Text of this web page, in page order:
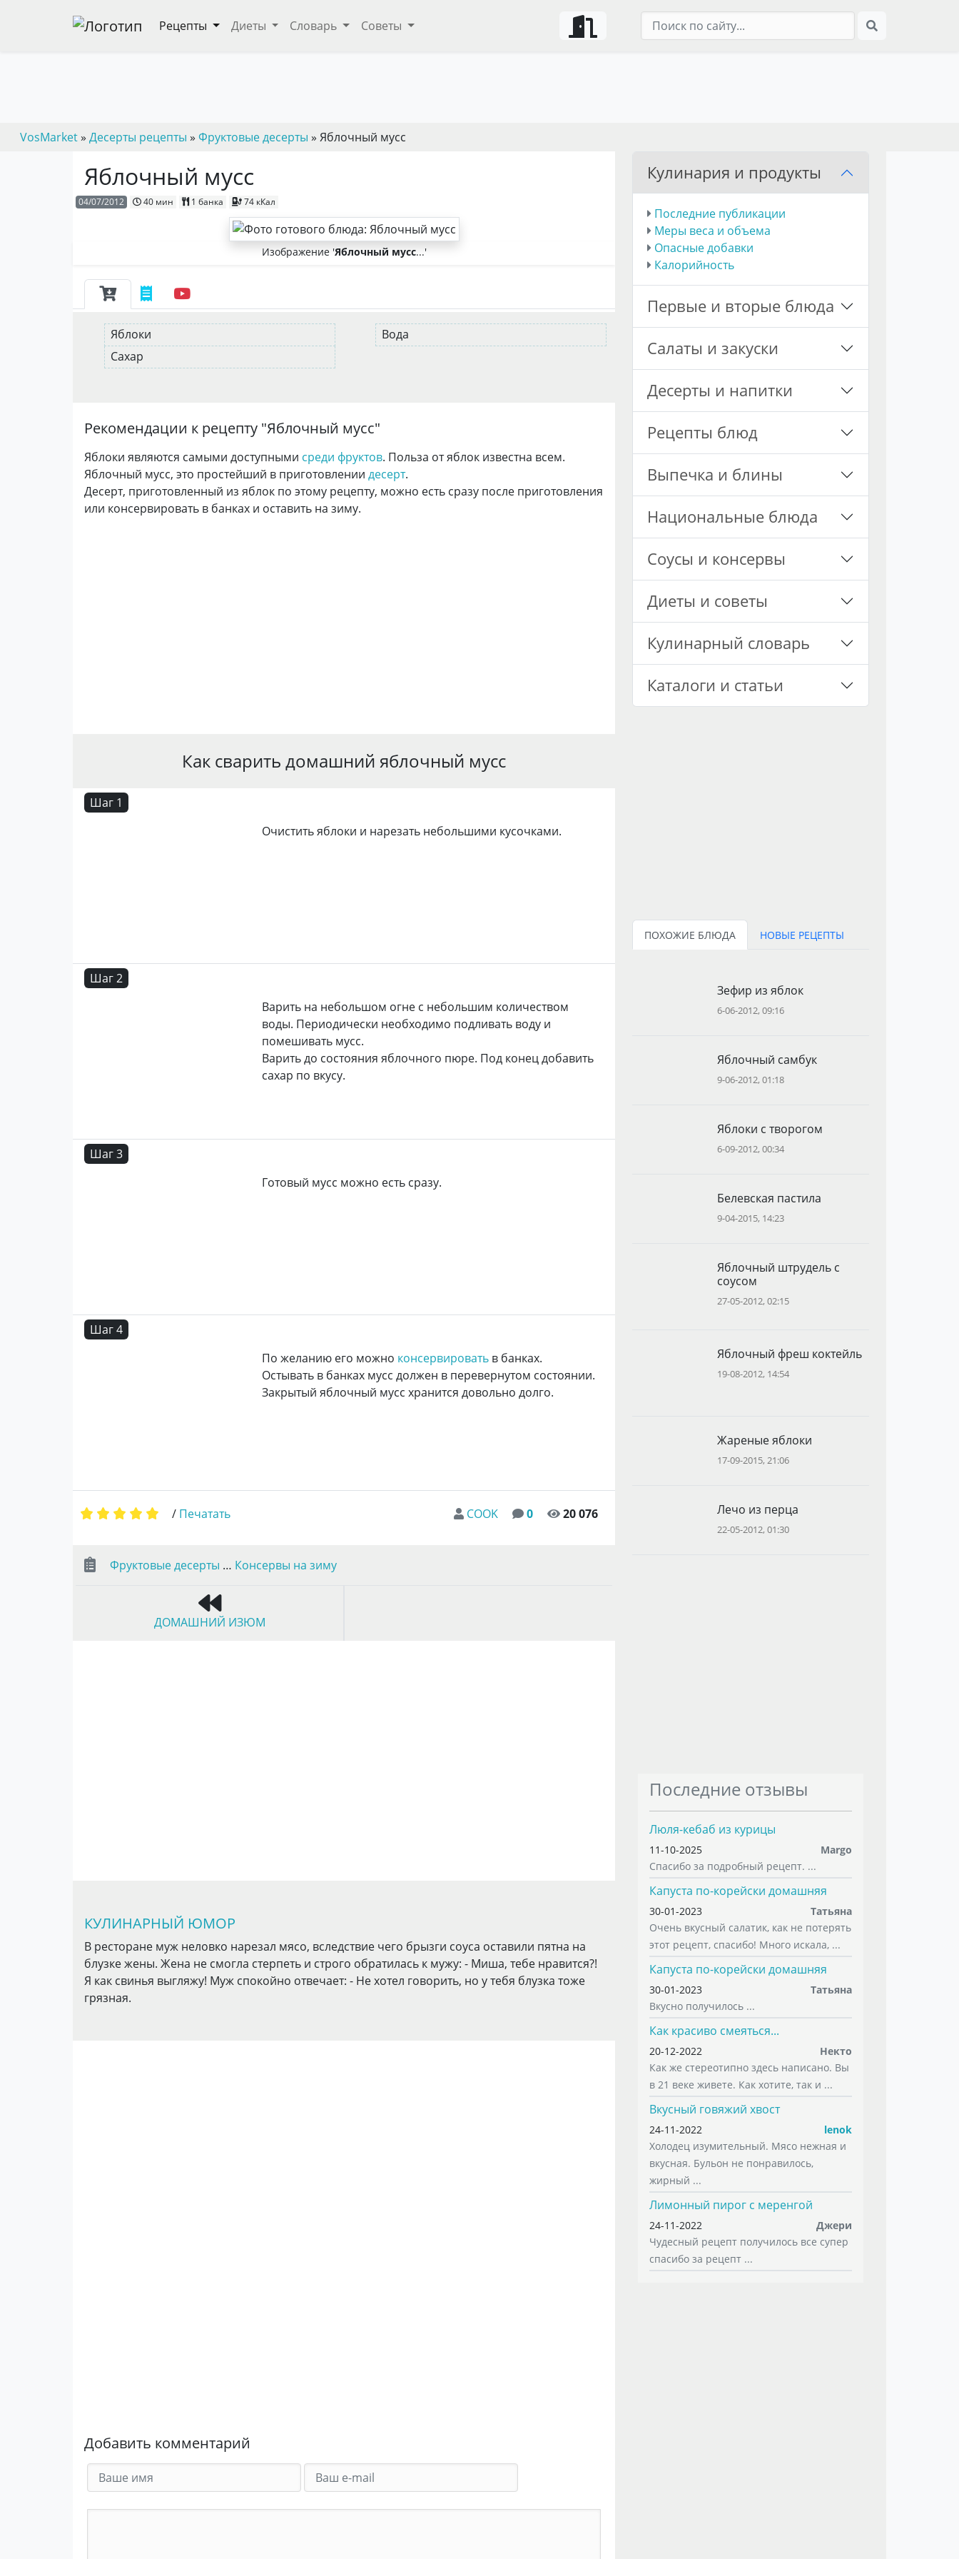
Рецепты Диеты Словарь Советы
VosMarket» Десерты рецепты » Фруктовые десерты » Яблочный мусс
Яблочный мусс
04/07/2012 40 мин 1 банка 74 кКал
Изображение 'Яблочный мусс...'
Яблоки
Сахар
Вода
Рекомендации к рецепту "Яблочный мусс"
Яблоки являются самыми доступными среди фруктов. Польза от яблок известна всем.
Яблочный мусс, это простейший в приготовлении десерт.
Десерт, приготовленный из яблок по этому рецепту, можно есть сразу после приготовления
или консервировать в банках и оставить на зиму.
Как сварить домашний яблочный мусс
Шаг 1
Очистить яблоки и нарезать небольшими кусочками.
Шаг 2
Варить на небольшом огне с небольшим количеством
воды. Периодически необходимо подливать воду и
помешивать мусс.
Варить до состояния яблочного пюре. Под конец добавить
сахар по вкусу.
Шаг 3
Готовый мусс можно есть сразу.
Шаг 4
По желанию его можно консервировать в банках.
Остывать в банках мусс должен в перевернутом состоянии.
Закрытый яблочный мусс хранится довольно долго.
COOK 0 20 076
/ Печатать
Фруктовые десерты … Консервы на зиму
ДОМАШНИЙ ИЗЮМ
КУЛИНАРНЫЙ ЮМОР
В ресторане муж неловко нарезал мясо, вследствие чего брызги соуса оставили пятна на
блузке жены. Жена не смогла стерпеть и строго обратилась к мужу: - Миша, тебе нравится?!
Я как свинья выгляжу! Муж спокойно отвечает: - Не хотел говорить, но у тебя блузка тоже
грязная.
Добавить комментарий
Кулинария и продукты
Последние публикации
Меры веса и объема
Опасные добавки
Калорийность
Первые и вторые блюда
Салаты и закуски
Десерты и напитки
Рецепты блюд
Выпечка и блины
Национальные блюда
Соусы и консервы
Диеты и советы
Кулинарный словарь
Каталоги и статьи
ПОХОЖИЕ БЛЮДА НОВЫЕ РЕЦЕПТЫ
Зефир из яблок
6-06-2012, 09:16
Яблочный самбук
9-06-2012, 01:18
Яблоки с творогом
6-09-2012, 00:34
Белевская пастила
9-04-2015, 14:23
Яблочный штрудель с
соусом
27-05-2012, 02:15
Яблочный фреш коктейль
19-08-2012, 14:54
Жареные яблоки
17-09-2015, 21:06
Лечо из перца
22-05-2012, 01:30
Последние отзывы
Люля-кебаб из курицы
11-10-2025
Margo
Спасибо за подробный рецепт. ...
Капуста по-корейски домашняя
30-01-2023
Татьяна
Очень вкусный салатик, как не потерять
этот рецепт, спасибо! Много искала, ...
Капуста по-корейски домашняя
30-01-2023
Татьяна
Вкусно получилось ...
Как красиво смеяться...
20-12-2022
Некто
Как же стереотипно здесь написано. Вы
в 21 веке живете. Как хотите, так и ...
Вкусный говяжий хвост
24-11-2022
lenok
Холодец изумительный. Мясо нежная и
вкусная. Бульон не понравилось,
жирный ...
Лимонный пирог с меренгой
24-11-2022
Джери
Чудесный рецепт получилось все супер
спасибо за рецепт ...